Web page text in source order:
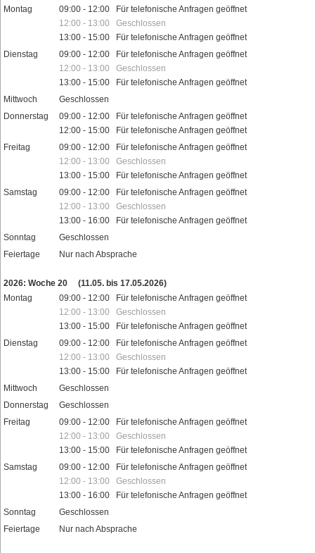
Montag
09:00 - 12:00 Für telefonische Anfragen geöffnet
12:00 - 13:00 Geschlossen
13:00 - 15:00 Für telefonische Anfragen geöffnet
Dienstag
09:00 - 12:00 Für telefonische Anfragen geöffnet
12:00 - 13:00 Geschlossen
13:00 - 15:00 Für telefonische Anfragen geöffnet
Mittwoch
Geschlossen
Donnerstag
09:00 - 12:00 Für telefonische Anfragen geöffnet
12:00 - 15:00 Für telefonische Anfragen geöffnet
Freitag
09:00 - 12:00 Für telefonische Anfragen geöffnet
12:00 - 13:00 Geschlossen
13:00 - 15:00 Für telefonische Anfragen geöffnet
Samstag
09:00 - 12:00 Für telefonische Anfragen geöffnet
12:00 - 13:00 Geschlossen
13:00 - 16:00 Für telefonische Anfragen geöffnet
Sonntag
Geschlossen
Feiertage
Nur nach Absprache
2026: Woche 20
(11.05. bis 17.05.2026)
Montag
09:00 - 12:00 Für telefonische Anfragen geöffnet
12:00 - 13:00 Geschlossen
13:00 - 15:00 Für telefonische Anfragen geöffnet
Dienstag
09:00 - 12:00 Für telefonische Anfragen geöffnet
12:00 - 13:00 Geschlossen
13:00 - 15:00 Für telefonische Anfragen geöffnet
Mittwoch
Geschlossen
Donnerstag
Geschlossen
Freitag
09:00 - 12:00 Für telefonische Anfragen geöffnet
12:00 - 13:00 Geschlossen
13:00 - 15:00 Für telefonische Anfragen geöffnet
Samstag
09:00 - 12:00 Für telefonische Anfragen geöffnet
12:00 - 13:00 Geschlossen
13:00 - 16:00 Für telefonische Anfragen geöffnet
Sonntag
Geschlossen
Feiertage
Nur nach Absprache